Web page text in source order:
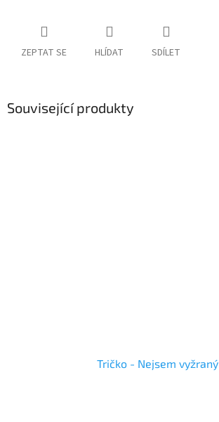
ZEPTAT SE HLÍDAT SDÍLET
Související produkty
Tričko - Nejsem vyžraný